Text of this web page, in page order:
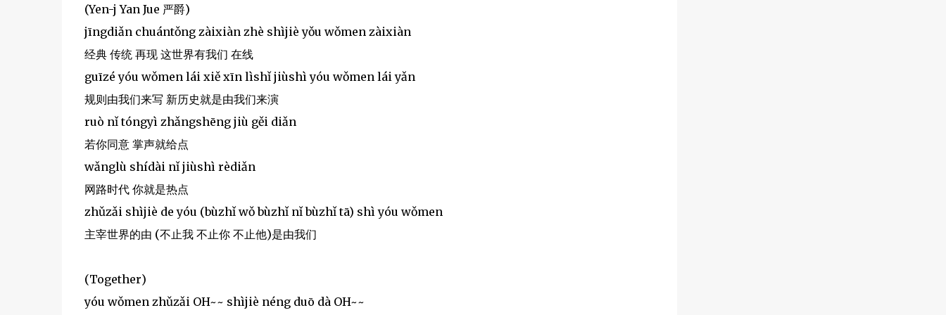
(Yen-j Yan Jue 严爵)
jīngdiǎn chuántǒng zàixiàn zhè shìjiè yǒu wǒmen zàixiàn
经典 传统 再现 这世界有我们 在线
guīzé yóu wǒmen lái xiě xīn lìshǐ jiùshì yóu wǒmen lái yǎn
规则由我们来写 新历史就是由我们来演
ruò nǐ tóngyì zhǎngshēng jiù gěi diǎn
若你同意 掌声就给点
wǎnglù shídài nǐ jiùshì rèdiǎn
网路时代 你就是热点
zhǔzǎi shìjiè de yóu (bùzhǐ wǒ bùzhǐ nǐ bùzhǐ tā) shì yóu wǒmen
主宰世界的由 (不止我 不止你 不止他)是由我们
(Together)
yóu wǒmen zhǔzǎi OH~~ shìjiè néng duō dà OH~~